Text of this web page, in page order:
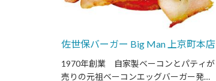
佐世保バーガー Big Man 上京町本店
1970年創業 自家製ベーコンとパティが
売りの元祖ベーコンエッグバーガー発祥